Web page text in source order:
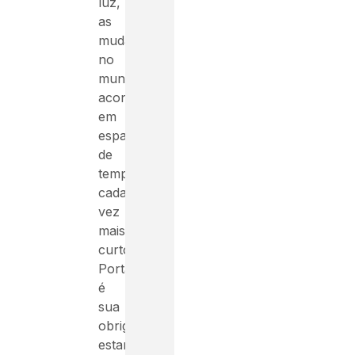
as
mudanças
no
mundo
acontecem
em
espaços
de
tempo
cada
vez
mais
curtos.
Portanto,
é
sua
obrigação
estar